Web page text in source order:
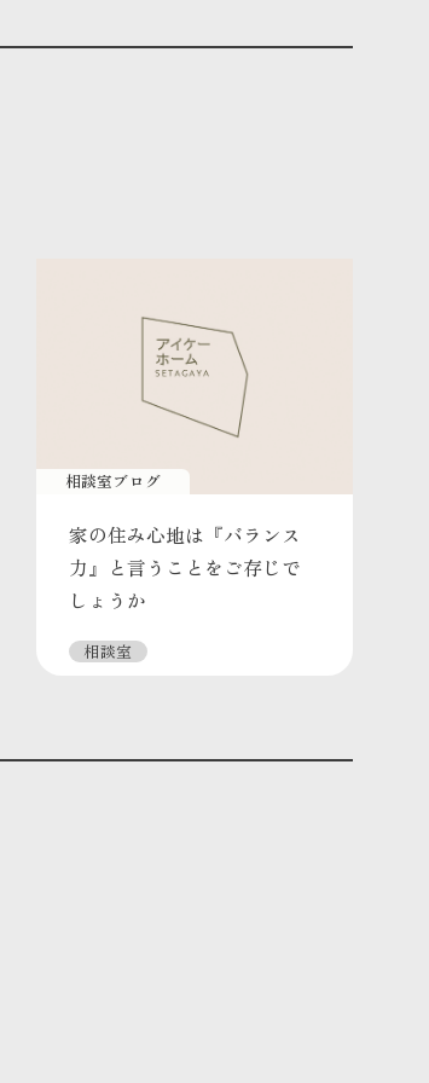
相談室ブログ
家の住み心地は『バランス
力』と言うことをご存じで
しょうか
相談室